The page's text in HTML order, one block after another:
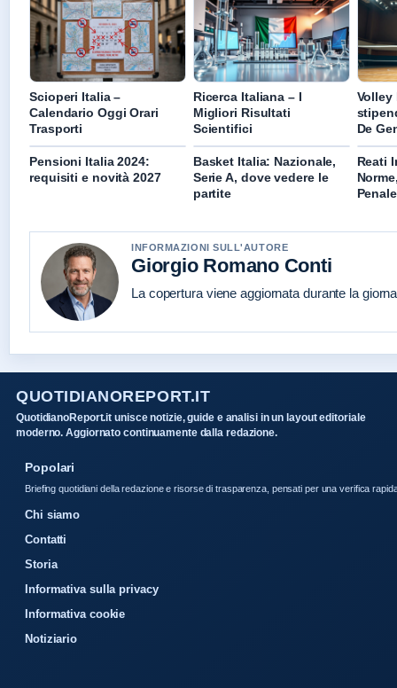
Scioperi Italia –
Calendario Oggi Orari
Trasporti
Ricerca Italiana – I
Migliori Risultati
Scientifici
Volley
De
Pensioni Italia 2024:
requisiti e novità 2027
Basket Italia: Nazionale,
Serie A, dove vedere le
partite
Reati
Penale
INFORMAZIONI SULL'AUTORE
Giorgio Romano Conti
La copertura viene aggiornata durante la
QUOTIDIANOREPORT.IT
QuotidianoReport.it unisce notizie, guide e analisi in un layout editoriale
moderno. Aggiornato continuamente dalla redazione.
Popolari
Briefing quotidiani della redazione e risorse di trasparenza, pensati per una verifica
Chi siamo
Contatti
Storia
Informativa sulla privacy
Informativa cookie
Notiziario